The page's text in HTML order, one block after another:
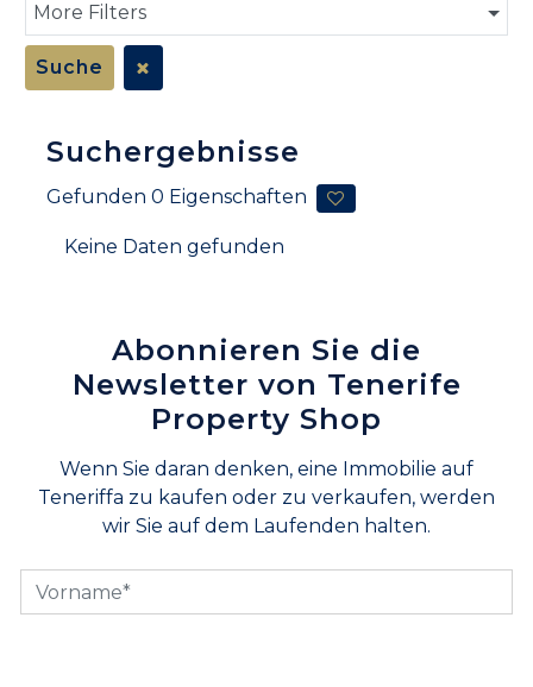
More Filters
Suche
Suchergebnisse
Gefunden 0 Eigenschaften
Keine Daten gefunden
Abonnieren Sie die
Newsletter von Tenerife
Property Shop
Wenn Sie daran denken, eine Immobilie auf
Teneriffa zu kaufen oder zu verkaufen, werden
wir Sie auf dem Laufenden halten.